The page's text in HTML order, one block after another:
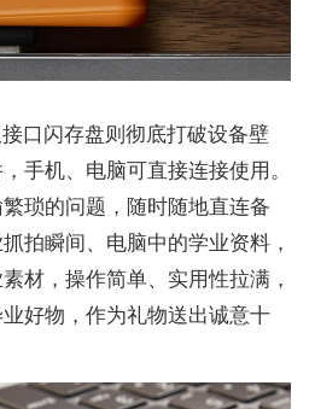
口闪存盘则彻底打破设备壁
手机、电脑可直接连接使用。
琐的问题，随时随地直连备
拍瞬间、电脑中的学业资料，
材，操作简单、实用性拉满，
好物，作为礼物送出诚意十